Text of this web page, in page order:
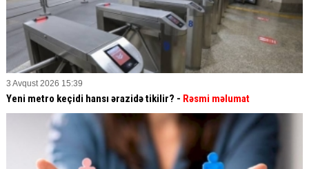
3 Avqust 2026 15:39
Yeni metro keçidi hansı ərazidə tikilir? - Rəsmi məlumat